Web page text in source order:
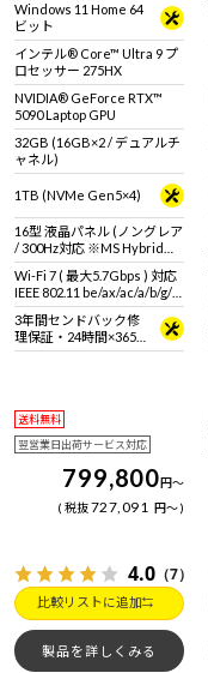
トPC。インテル Core Ultra
9 275HX & RTX 5090 Laptop
GPU 搭載。
Windows 11 Home 64
ビット
インテル® Core™ Ultra 9 プ
ロセッサー 275HX
NVIDIA® GeForce RTX™
5090 Laptop GPU
32GB (16GB×2 / デュアルチ
ャネル)
1TB (NVMe Gen5×4)
16型 液晶パネル (ノングレア
/ 300Hz対応 ※MS Hybrid時
は240Hzで駆動 / sRGB比
100%対応)
Wi-Fi 7 ( 最大5.7Gbps ) 対応
IEEE 802.11 be/ax/ac/a/b/g/n
準拠 ＋ Bluetooth 5内蔵
3年間センドバック修
理保証・24時間×365
日電話サポート
送料無料
翌営業日出荷サービス対応
799,800円～
税抜727,091 円～
4.0 （7）
比較リストに追加
製品を詳しくみる